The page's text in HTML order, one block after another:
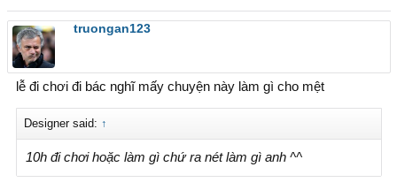
truongan123
lễ đi chơi đi bác nghĩ mấy chuyện này làm gì cho mệt
Designer said: ↑
10h đi chơi hoặc làm gì chứ ra nét làm gì anh ^^